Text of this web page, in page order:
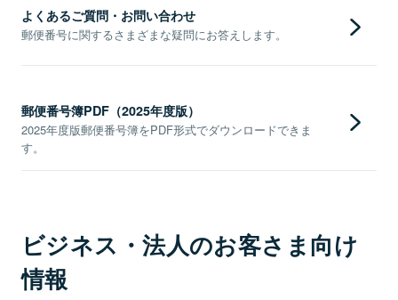
よくあるご質問・お問い合わせ
郵便番号に関するさまざまな疑問にお答えします。
郵便番号簿PDF（2025年度版）
2025年度版郵便番号簿をPDF形式でダウンロードできま
す。
ビジネス・法人のお客さま向け
情報